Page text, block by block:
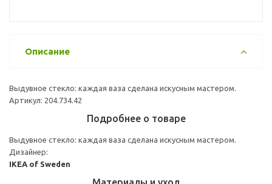
Описание
Выдувное стекло: каждая ваза сделана искусным мастером.
Артикул: 204.734.42
Подробнее о товаре
Выдувное стекло: каждая ваза сделана искусным мастером.
Дизайнер:
IKEA of Sweden